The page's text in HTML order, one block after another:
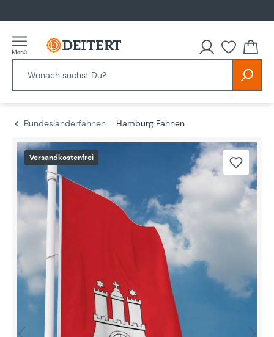
Bundesländerfahnen
Hamburg Fahnen
Bildergalerie überspringen
Versandkostenfrei